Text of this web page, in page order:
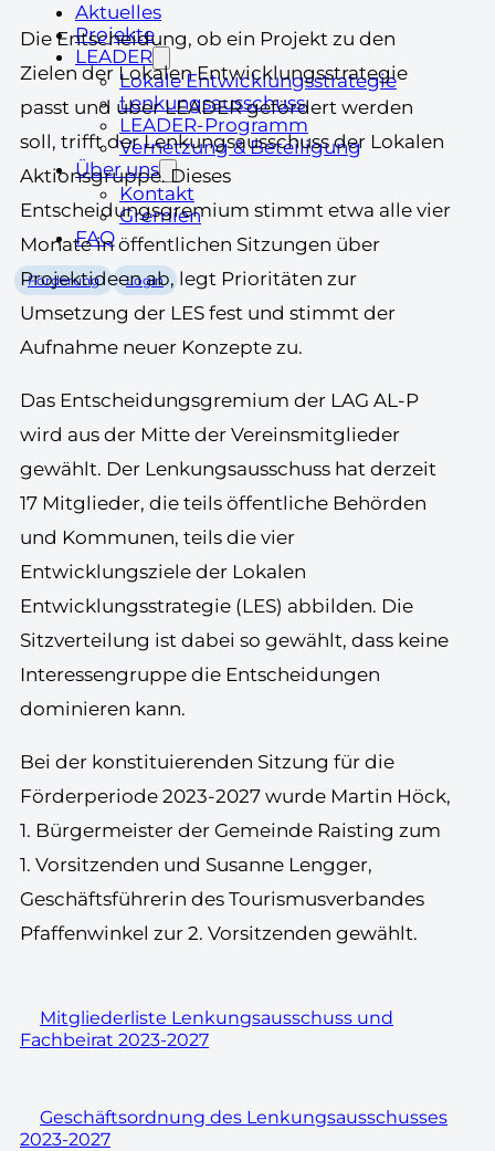
Aktuelles
Projekte
LEADER
Lokale Entwicklungsstrategie
Lenkungsausschuss
LEADER-Programm
Vernetzung & Beteiligung
Über uns
Kontakt
Gremien
FAQ
Förderung Login
Die Entscheidung, ob ein Projekt zu den
Zielen der Lokalen Entwicklungsstrategie
passt und über LEADER gefördert werden
soll, trifft der Lenkungsausschuss der Lokalen
Aktionsgruppe. Dieses
Entscheidungsgremium stimmt etwa alle vier
Monate in öffentlichen Sitzungen über
Projektideen ab, legt Prioritäten zur
Umsetzung der LES fest und stimmt der
Aufnahme neuer Konzepte zu.
Das Entscheidungsgremium der LAG AL-P
wird aus der Mitte der Vereinsmitglieder
gewählt. Der Lenkungsausschuss hat derzeit
17 Mitglieder, die teils öffentliche Behörden
und Kommunen, teils die vier
Entwicklungsziele der Lokalen
Entwicklungsstrategie (LES) abbilden. Die
Sitzverteilung ist dabei so gewählt, dass keine
Interessengruppe die Entscheidungen
dominieren kann.
Bei der konstituierenden Sitzung für die
Förderperiode 2023-2027 wurde Martin Höck,
1. Bürgermeister der Gemeinde Raisting zum
1. Vorsitzenden und Susanne Lengger,
Geschäftsführerin des Tourismusverbandes
Pfaffenwinkel zur 2. Vorsitzenden gewählt.
Mitgliederliste Lenkungsausschuss und
Fachbeirat 2023-2027
Geschäftsordnung des Lenkungsausschusses
2023-2027